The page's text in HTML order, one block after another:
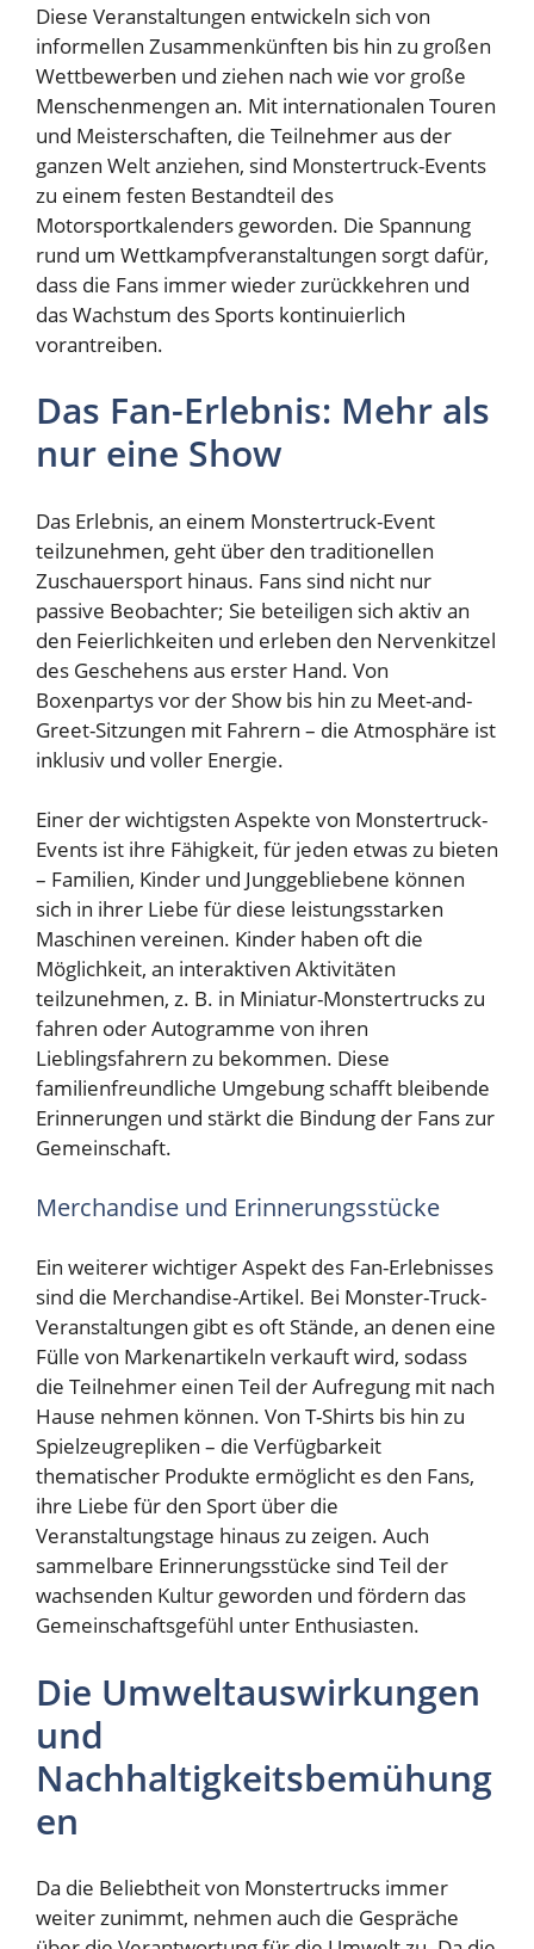
Diese Veranstaltungen entwickeln sich von
informellen Zusammenkünften bis hin zu großen
Wettbewerben und ziehen nach wie vor große
Menschenmengen an. Mit internationalen Touren
und Meisterschaften, die Teilnehmer aus der
ganzen Welt anziehen, sind Monstertruck-Events
zu einem festen Bestandteil des
Motorsportkalenders geworden. Die Spannung
rund um Wettkampfveranstaltungen sorgt dafür,
dass die Fans immer wieder zurückkehren und
das Wachstum des Sports kontinuierlich
vorantreiben.
Das Fan-Erlebnis: Mehr als
nur eine Show
Das Erlebnis, an einem Monstertruck-Event
teilzunehmen, geht über den traditionellen
Zuschauersport hinaus. Fans sind nicht nur
passive Beobachter; Sie beteiligen sich aktiv an
den Feierlichkeiten und erleben den Nervenkitzel
des Geschehens aus erster Hand. Von
Boxenpartys vor der Show bis hin zu Meet-and-
Greet-Sitzungen mit Fahrern – die Atmosphäre ist
inklusiv und voller Energie.
Einer der wichtigsten Aspekte von Monstertruck-
Events ist ihre Fähigkeit, für jeden etwas zu bieten
– Familien, Kinder und Junggebliebene können
sich in ihrer Liebe für diese leistungsstarken
Maschinen vereinen. Kinder haben oft die
Möglichkeit, an interaktiven Aktivitäten
teilzunehmen, z. B. in Miniatur-Monstertrucks zu
fahren oder Autogramme von ihren
Lieblingsfahrern zu bekommen. Diese
familienfreundliche Umgebung schafft bleibende
Erinnerungen und stärkt die Bindung der Fans zur
Gemeinschaft.
Merchandise und Erinnerungsstücke
Ein weiterer wichtiger Aspekt des Fan-Erlebnisses
sind die Merchandise-Artikel. Bei Monster-Truck-
Veranstaltungen gibt es oft Stände, an denen eine
Fülle von Markenartikeln verkauft wird, sodass
die Teilnehmer einen Teil der Aufregung mit nach
Hause nehmen können. Von T-Shirts bis hin zu
Spielzeugrepliken – die Verfügbarkeit
thematischer Produkte ermöglicht es den Fans,
ihre Liebe für den Sport über die
Veranstaltungstage hinaus zu zeigen. Auch
sammelbare Erinnerungsstücke sind Teil der
wachsenden Kultur geworden und fördern das
Gemeinschaftsgefühl unter Enthusiasten.
Die Umweltauswirkungen
und
Nachhaltigkeitsbemühung
en
Da die Beliebtheit von Monstertrucks immer
weiter zunimmt, nehmen auch die Gespräche